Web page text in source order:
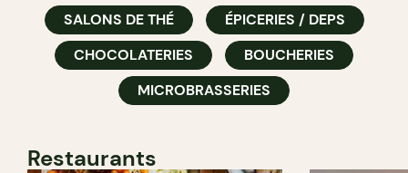
SALONS DE THÉ
ÉPICERIES / DEPS
CHOCOLATERIES
BOUCHERIES
MICROBRASSERIES
Restaurants